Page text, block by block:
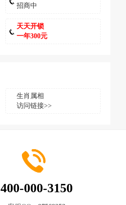
招商中
天天开锁
一年300元
生肖属相
访问链接>>
400-000-3150